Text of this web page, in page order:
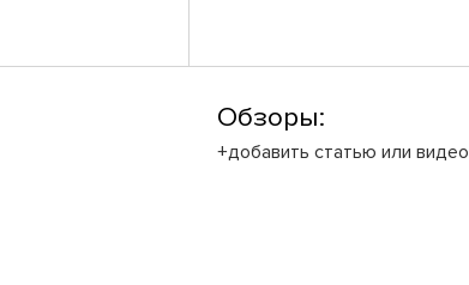
Обзоры:
+добавить статью или видео